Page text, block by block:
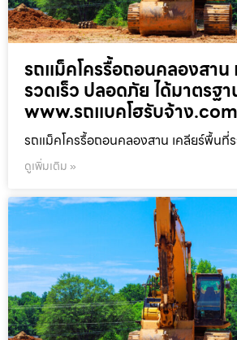
รถแม็คโครรื้อถอนคลองสาน
รวดเร็ว ปลอดภัย ได้มาตรฐา
www.รถแบคโฮรับจ้าง.com
รถแม็คโครรื้อถอนคลองสาน เคลียร์พื้นที่
ดูเพิ่มเติม »